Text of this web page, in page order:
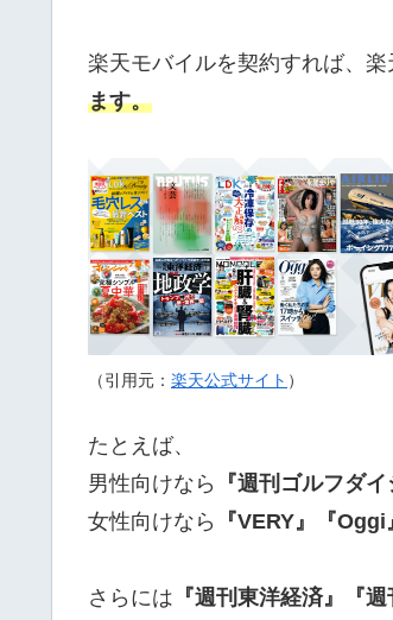
楽天モバイルを契約すれば、
ます。
（引用元： 楽天公式サイト ）
たとえば、
男性向けなら
『週刊ゴルフダ
女性向けなら
『VERY』『Oggi
さらには 『週刊東洋経済』『